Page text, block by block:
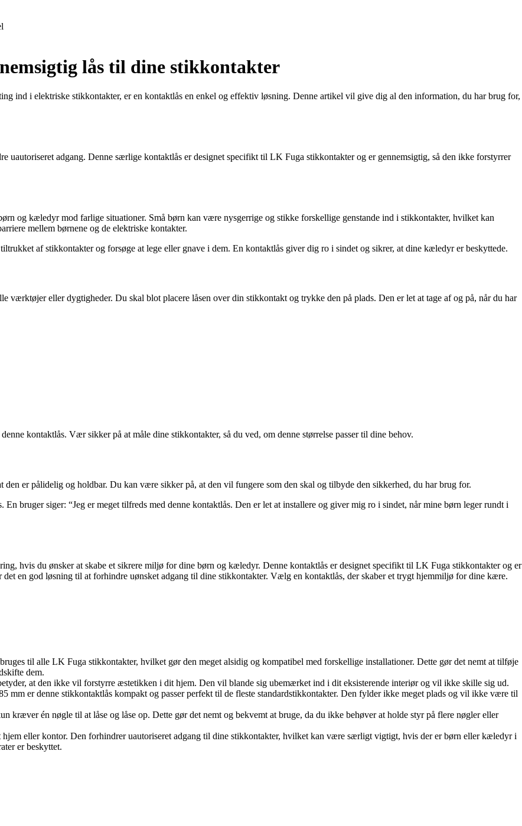
lås til dine stikkontakter
ind i elektriske stikkontakter, er en kontaktlås en enkel og effektiv løsning. Denne artikel vil give dig al den information, du har brug for,
uautoriseret adgang. Denne særlige kontaktlås er designet specifikt til LK Fuga stikkontakter og er gennemsigtig, så den ikke forstyrrer
og kæledyr mod farlige situationer. Små børn kan være nysgerrige og stikke forskellige genstande ind i stikkontakter, hvilket kan
mellem børnene og de elektriske kontakter.
af stikkontakter og forsøge at lege eller gnave i dem. En kontaktlås giver dig ro i sindet og sikrer, at dine kæledyr er beskyttede.
værktøjer eller dygtigheder. Du skal blot placere låsen over din stikkontakt og trykke den på plads. Den er let at tage af og på, når du har
kontaktlås. Vær sikker på at måle dine stikkontakter, så du ved, om denne størrelse passer til dine behov.
er pålidelig og holdbar. Du kan være sikker på, at den vil fungere som den skal og tilbyde den sikkerhed, du har brug for.
bruger siger: “Jeg er meget tilfreds med denne kontaktlås. Den er let at installere og giver mig ro i sindet, når mine børn leger rundt i
hvis du ønsker at skabe et sikrere miljø for dine børn og kæledyr. Denne kontaktlås er designet specifikt til LK Fuga stikkontakter og er
det en god løsning til at forhindre uønsket adgang til dine stikkontakter. Vælg en kontaktlås, der skaber et trygt hjemmiljø for dine kære.
til alle LK Fuga stikkontakter, hvilket gør den meget alsidig og kompatibel med forskellige installationer. Dette gør det nemt at tilføje
dem.
at den ikke vil forstyrre æstetikken i dit hjem. Den vil blande sig ubemærket ind i dit eksisterende interiør og vil ikke skille sig ud.
mm er denne stikkontaktlås kompakt og passer perfekt til de fleste standardstikkontakter. Den fylder ikke meget plads og vil ikke være til
kræver én nøgle til at låse og låse op. Dette gør det nemt og bekvemt at bruge, da du ikke behøver at holde styr på flere nøgler eller
eller kontor. Den forhindrer uautoriseret adgang til dine stikkontakter, hvilket kan være særligt vigtigt, hvis der er børn eller kæledyr i
er beskyttet.